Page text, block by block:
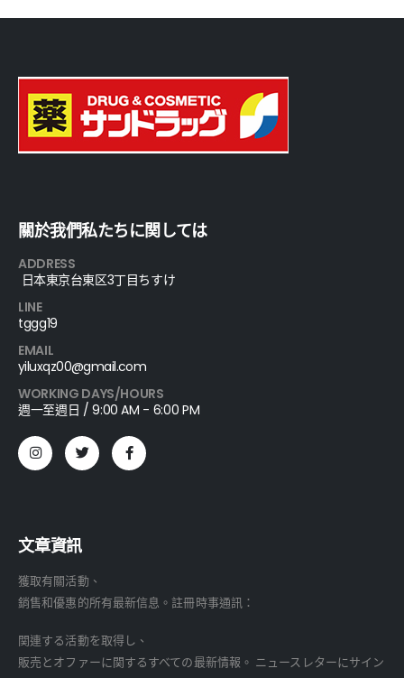
關於我們私たちに関しては
ADDRESS
日本東京台東区3丁目ちすけ
LINE
tggg19
EMAIL
yiluxqz00@gmail.com
WORKING DAYS/HOURS
週一至週日 / 9:00 AM - 6:00 PM
文章資訊
獲取有關活動、
銷售和優惠的所有最新信息。註冊時事通訊：
関連する活動を取得し、
販売とオファーに関するすべての最新情報。 ニュースレターにサイン